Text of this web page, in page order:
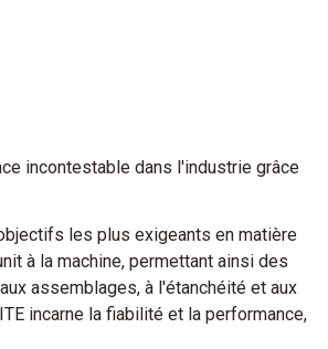
incontestable dans l'industrie grâce
les plus exigeants en matière
à la machine, permettant ainsi des
assemblages, à l'étanchéité et aux
incarne la fiabilité et la performance,